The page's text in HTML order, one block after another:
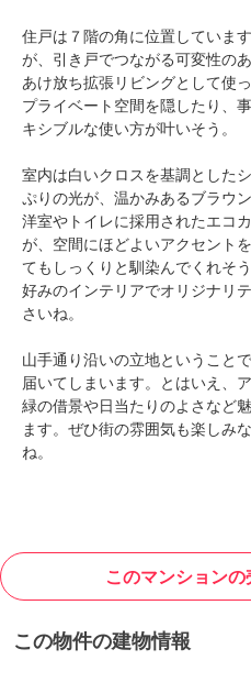
住戸は７階の角に位置していま
が、引き戸でつながる可変性の
あけ放ち拡張リビングとして使
プライベート空間を隠したり、
キシブルな使い方が叶いそう。
室内は白いクロスを基調とした
ぷりの光が、温かみあるブラウ
洋室やトイレに採用されたエコ
が、空間にほどよいアクセント
てもしっくりと馴染んでくれそ
好みのインテリアでオリジナリ
さいね。
山手通り沿いの立地ということ
届いてしまいます。とはいえ、
緑の借景や日当たりのよさなど
ます。ぜひ街の雰囲気も楽しみ
ね。
このマンション
この物件の建物情報